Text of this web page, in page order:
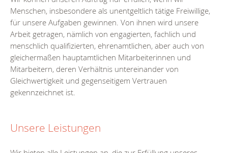
Menschen, insbesondere als unentgeltlich tätige Freiwillige,
für unsere Aufgaben gewinnen. Von ihnen wird unsere
Arbeit getragen, nämlich von engagierten, fachlich und
menschlich qualifizierten, ehrenamtlichen, aber auch von
gleichermaßen hauptamtlichen Mitarbeiterinnen und
Mitarbeitern, deren Verhältnis untereinander von
Gleichwertigkeit und gegenseitigem Vertrauen
gekennzeichnet ist.
Unsere Leistungen